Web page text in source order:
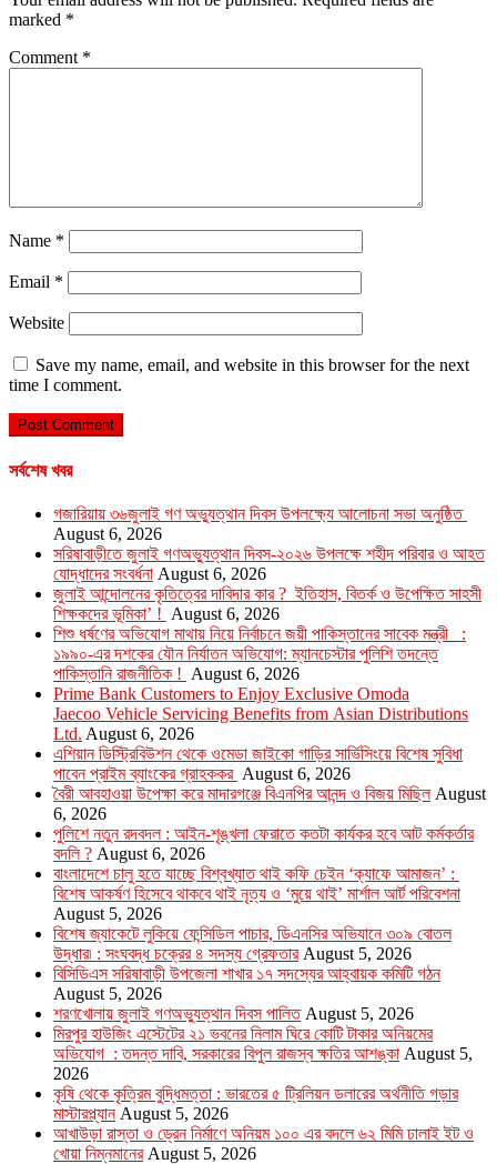
marked *
Comment *
Name *
Email *
Website
Save my name, email, and website in this browser for the next
time I comment.
সর্বশেষ খবর
গজারিয়ায় ৩৬জুলাই গণ অভ্যুত্থান দিবস উপলক্ষ্যে আলোচনা সভা অনুষ্ঠিত
August 6, 2026
সরিষাবাড়ীতে জুলাই গণঅভ্যুত্থান দিবস-২০২৬ উপলক্ষে শহীদ পরিবার ও আহত
যোদ্ধাদের সংবর্ধনা August 6, 2026
জুলাই আন্দোলনের কৃতিত্বের দাবিদার কার ? ইতিহাস, বিতর্ক ও উপেক্ষিত সাহসী
শিক্ষকদের ভূমিকা’ ! August 6, 2026
শিশু ধর্ষণের অভিযোগ মাথায় নিয়ে নির্বাচনে জয়ী পাকিস্তানের সাবেক মন্ত্রী :
১৯৯০-এর দশকের যৌন নির্যাতন অভিযোগ: ম্যানচেস্টার পুলিশি তদন্তে
পাকিস্তানি রাজনীতিক ! August 6, 2026
Prime Bank Customers to Enjoy Exclusive Omoda
Jaecoo Vehicle Servicing Benefits from Asian Distributions
Ltd. August 6, 2026
এশিয়ান ডিস্ট্রিবিউশন থেকে ওমেডা জাইকো গাড়ির সার্ভিসিংয়ে বিশেষ সুবিধা
পাবেন প্রাইম ব্যাংকের গ্রাহককর August 6, 2026
বৈরী আবহাওয়া উপেক্ষা করে মাদারগঞ্জে বিএনপির আনন্দ ও বিজয় মিছিল August
6, 2026
পুলিশে নতুন রদবদল : আইন-শৃঙ্খলা ফেরাতে কতটা কার্যকর হবে আট কর্মকর্তার
বদলি ? August 6, 2026
​​বাংলাদেশে চালু হতে যাচ্ছে বিশ্বখ্যাত থাই কফি চেইন ‘ক্যাফে আমাজন’ :
বিশেষ আকর্ষণ হিসেবে থাকবে থাই নৃত্য ও ‘মুয়ে থাই’ মার্শাল আর্ট পরিবেশনা
August 5, 2026
বিশেষ জ্যাকেটে লুকিয়ে ফেন্সিডিল পাচার, ডিএনসির অভিযানে ৩০৯ বোতল
উদ্ধার৷ : সংঘবদ্ধ চক্রের ৪ সদস্য গ্রেফতার August 5, 2026
বিসিডিএস সরিষাবাড়ী উপজেলা শাখার ১৭ সদস্যের আহ্বায়ক কমিটি গঠন
August 5, 2026
শরণখোলায় জুলাই গণঅভ্যুত্থান দিবস পালিত August 5, 2026
মিরপুর হাউজিং এস্টেটের ২১ ভবনের নিলাম ঘিরে কোটি টাকার অনিয়মের
অভিযোগ : তদন্ত দাবি, সরকারের বিপুল রাজস্ব ক্ষতির আশঙ্কা August 5,
2026
কৃষি থেকে কৃত্রিম বুদ্ধিমত্তা : ভারতের ৫ ট্রিলিয়ন ডলারের অর্থনীতি গড়ার
মাস্টারপ্ল্যান August 5, 2026
আখাউড়া রাস্তা ও ড্রেন নির্মাণে অনিয়ম ১০০ এর বদলে ৬২ মিমি ঢালাই ইট ও
খোয়া নিম্নমানের August 5, 2026